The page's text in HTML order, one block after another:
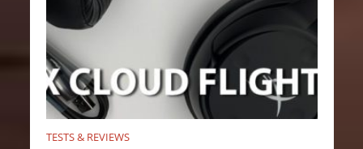
TESTS & REVIEWS